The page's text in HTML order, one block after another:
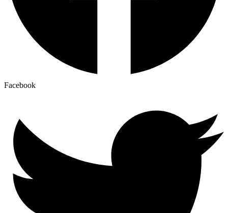
Facebook